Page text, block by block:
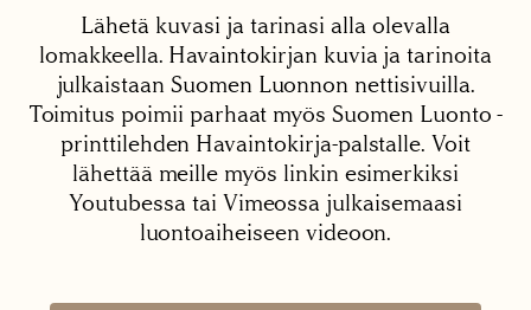
Lähetä kuvasi ja tarinasi alla olevalla
lomakkeella. Havaintokirjan kuvia ja tarinoita
julkaistaan Suomen Luonnon nettisivuilla.
Toimitus poimii parhaat myös Suomen Luonto -
printtilehden Havaintokirja-palstalle. Voit
lähettää meille myös linkin esimerkiksi
Youtubessa tai Vimeossa julkaisemaasi
luontoaiheiseen videoon.